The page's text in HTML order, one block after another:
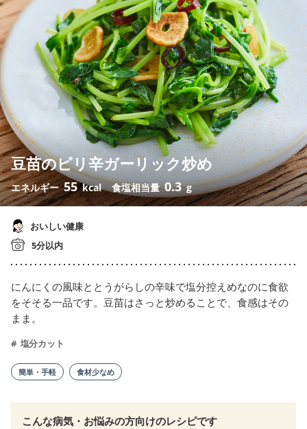
豆苗のピリ辛ガーリック炒め
エネルギー55 kcal 食塩相当量0.3 g
おいしい健康
5分以内
にんにくの風味ととうがらしの辛味で塩分控えめなのに食欲
をそそる一品です。豆苗はさっと炒めることで、食感はその
まま。
塩分カット
簡単・手軽 食材少なめ
こんな病気・お悩みの方向けのレシピです